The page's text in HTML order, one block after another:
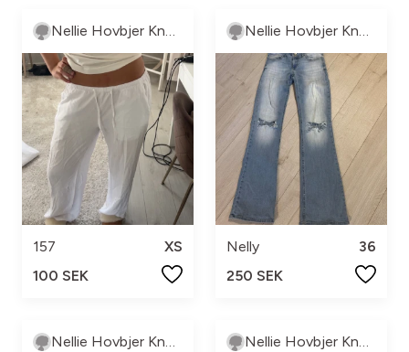
Nellie Hovbjer Knutsson
157
XS
100 SEK
Nellie Hovbjer Knutsson
Nelly
36
250 SEK
Nellie Hovbjer Knutsson Nellie Hovbjer Knutsson